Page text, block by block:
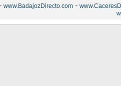
www.BadajozDirecto.com -